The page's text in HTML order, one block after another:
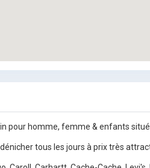
pour homme, femme & enfants
tous les jours à prix très